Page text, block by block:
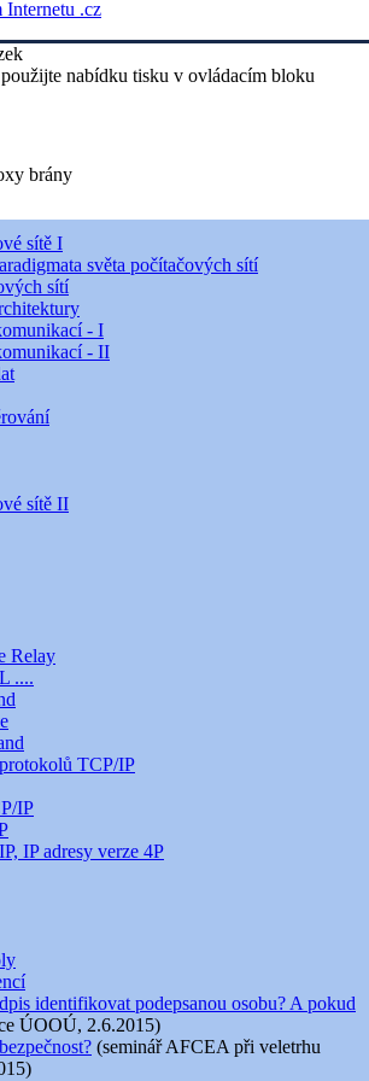
Internetu .cz
brány
sítě I
světa počítačových sítí
sítí
- I
- II
sítě II
Relay
....
TCP/IP
IP
IP adresy verze 4P
identifikovat podepsanou osobu? A pokud
ÚOOÚ, 2.6.2015)
(seminář AFCEA při veletrhu